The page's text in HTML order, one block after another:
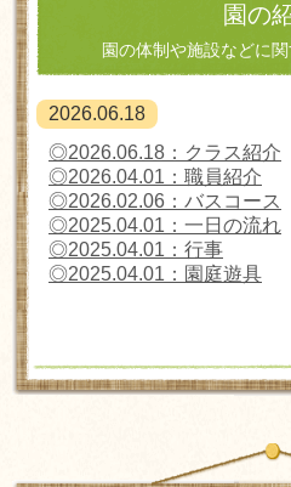
園の
園の体制や施設などに関
2026.06.18
◎2026.06.18：クラス紹介
◎2026.04.01 ：職員紹介
◎2026.02.06：バスコース
◎2025.04.01 ：一日の流れ
◎2025.04.01 ：行事
◎2025.04.01 ：園庭遊具